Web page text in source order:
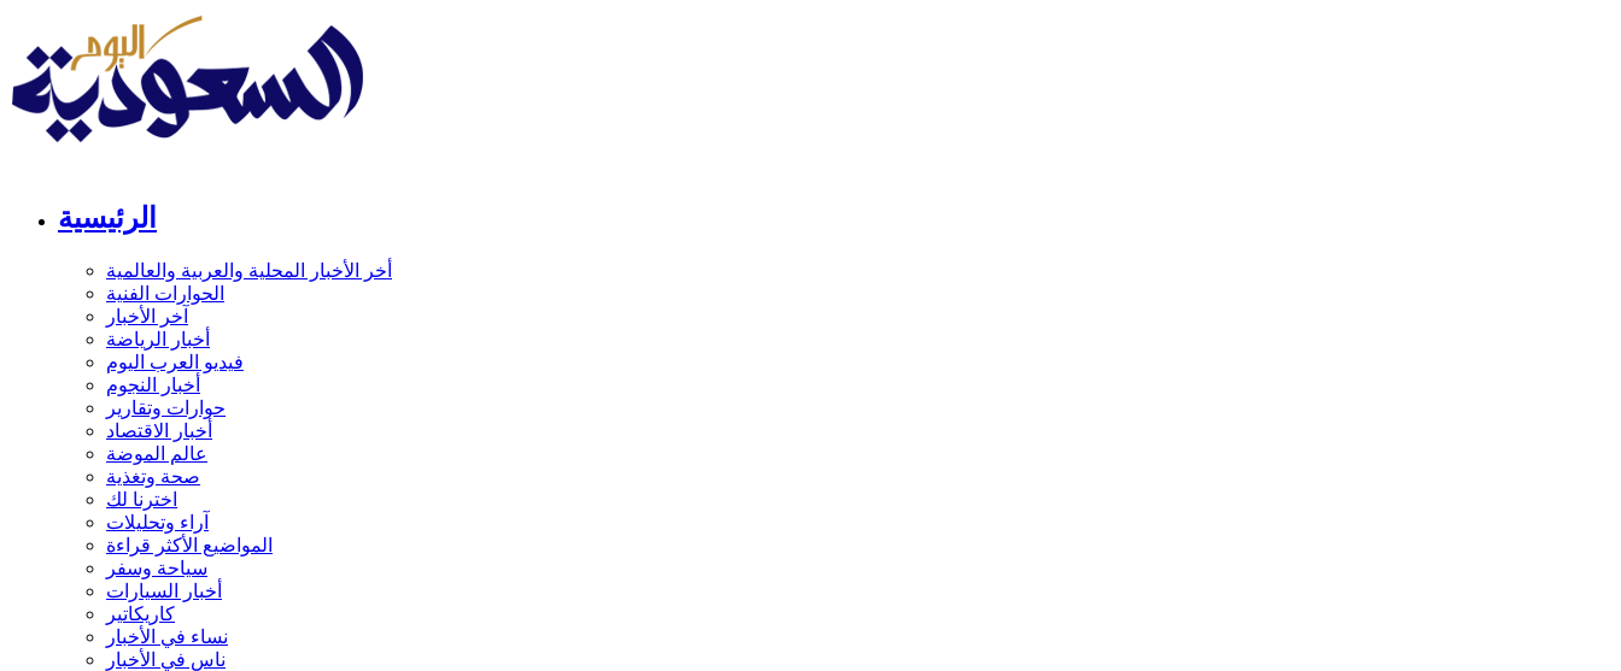
الرئيسية
أخر الأخبار المحلية والعربية والعالمية
الحوارات الفنية
آخر الأخبار
أخبار الرياضة
فيديو العرب اليوم
أخبار النجوم
حوارات وتقارير
أخبار الاقتصاد
عالم الموضة
صحة وتغذية
اخترنا لك
آراء وتحليلات
المواضيع الأكثر قراءة
سياحة وسفر
أخبار السيارات
كاريكاتير
نساء في الأخبار
ناس في الأخبار